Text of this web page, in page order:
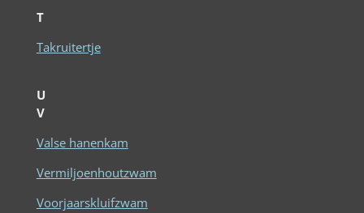
T
Takruitertje
U
V
Valse hanenkam
Vermiljoenhoutzwam
Voorjaarskluifzwam